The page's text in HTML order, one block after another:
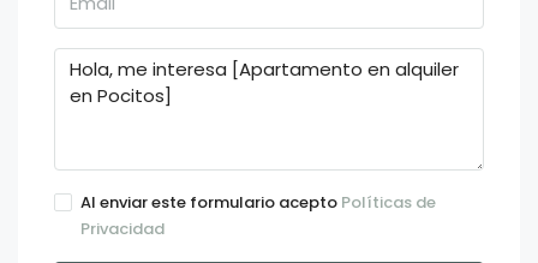
Al enviar este formulario acepto Políticas de
Privacidad